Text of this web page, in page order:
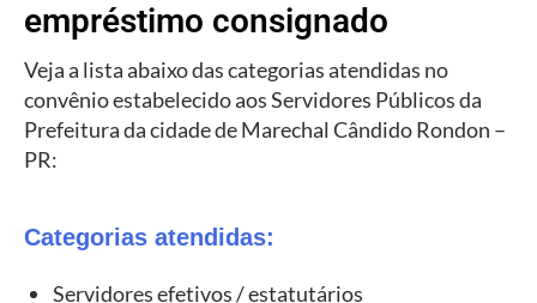
empréstimo consignado
Veja a lista abaixo das categorias atendidas no
convênio estabelecido aos Servidores Públicos da
Prefeitura da cidade de Marechal Cândido Rondon –
PR:
Categorias atendidas:
Servidores efetivos / estatutários